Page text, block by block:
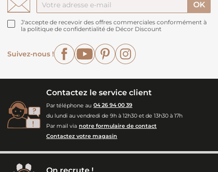
J'accepte de recevoir des offres commerciales conformément à
la politique de confidentialité de Décor Discount
Suivez-nous !
FacebookYouTubePinterest
Contactez le service client
Par téléphone au 04 26 94 00 39
du lundi au vendredi de 9h à 12h30 et de 13h30 à 17h
Par mail via notre formulaire de contact
Contactez votre magasin
On recrute !